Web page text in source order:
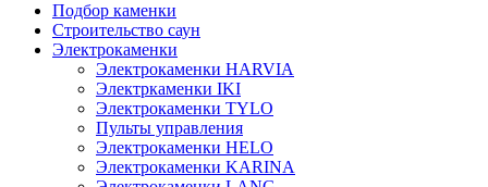
Подбор каменки
Строительство саун
Электрокаменки
Электрокаменки HARVIA
Электркаменки IKI
Электрокаменки TYLO
Пульты управления
Электрокаменки HELO
Электрокаменки KARINA